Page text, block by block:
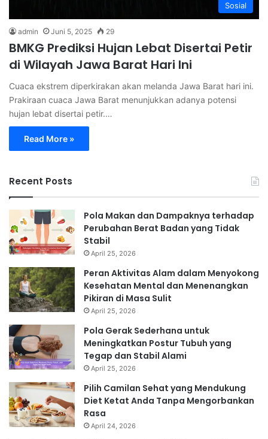
Sosial
admin Juni 5, 2025 29
BMKG Prediksi Hujan Lebat Disertai Petir
di Wilayah Jawa Barat Hari Ini
Cuaca ekstrem diperkirakan akan melanda Jawa Barat hari ini.
Prakiraan cuaca Jawa Barat menunjukkan adanya potensi
hujan lebat disertai petir.…
Read More »
Recent Posts
Pola Makan dan Dampaknya terhadap
Perubahan Berat Badan yang Tidak
Stabil
April 25, 2026
Peran Aktivitas Alam dalam Menyokong
Kesehatan Mental dan Menenangkan
Pikiran di Masa Sulit
April 25, 2026
Pola Gerak Sederhana untuk
Meningkatkan Postur Tubuh yang
Tegap dan Stabil Alami
April 25, 2026
Pilih Camilan Sehat yang Mendukung
Diet Ketat Anda Tanpa Mengorbankan
Rasa
April 24, 2026